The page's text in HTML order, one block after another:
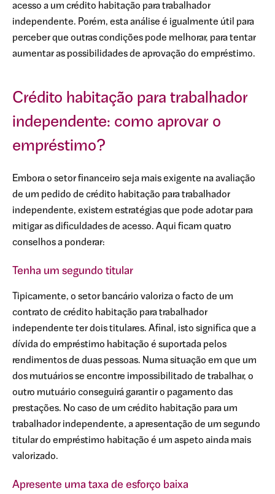
acesso a um crédito habitação para trabalhador
independente. Porém, esta análise é igualmente útil para
perceber que outras condições pode melhorar, para tentar
aumentar as possibilidades de aprovação do empréstimo.
Crédito habitação para trabalhador
independente: como aprovar o
empréstimo?
Embora o setor financeiro seja mais exigente na avaliação
de um pedido de crédito habitação para trabalhador
independente, existem estratégias que pode adotar para
mitigar as dificuldades de acesso. Aqui ficam quatro
conselhos a ponderar:
Tenha um segundo titular
Tipicamente, o setor bancário valoriza o facto de um
contrato de crédito habitação para trabalhador
independente ter dois titulares. Afinal, isto significa que a
dívida do empréstimo habitação é suportada pelos
rendimentos de duas pessoas. Numa situação em que um
dos mutuários se encontre impossibilitado de trabalhar, o
outro mutuário conseguirá garantir o pagamento das
prestações. No caso de um crédito habitação para um
trabalhador independente, a apresentação de um segundo
titular do empréstimo habitação é um aspeto ainda mais
valorizado.
Apresente uma taxa de esforço baixa